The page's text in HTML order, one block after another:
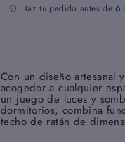
⏰ Haz tu pedido antes de6
Con un diseño artesanal
acogedor a cualquier
un juego de luces y
dormitorios, combina
techo de ratán de